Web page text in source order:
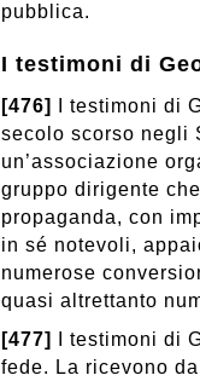
pubblica.
I testimoni di
[476]
I testimoni di
secolo scorso negli
un’associazione
gruppo dirigente
propaganda, con
in sé notevoli,
numerose
quasi altrettanto
[477]
I testimoni di
fede. La ricevono